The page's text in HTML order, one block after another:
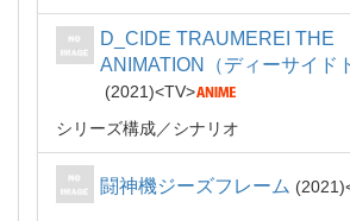
D_CIDE TRAUMEREI THE
ANIMATION（ディーサイド
2021
TV
シリーズ構成
シナリオ
闘神機ジーズフレーム 2021